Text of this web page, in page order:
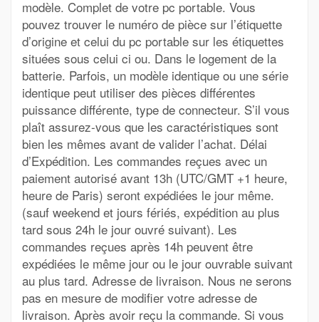
modèle. Complet de votre pc portable. Vous
pouvez trouver le numéro de pièce sur l’étiquette
d’origine et celui du pc portable sur les étiquettes
situées sous celui ci ou. Dans le logement de la
batterie. Parfois, un modèle identique ou une série
identique peut utiliser des pièces différentes
puissance différente, type de connecteur. S’il vous
plaît assurez-vous que les caractéristiques sont
bien les mêmes avant de valider l’achat. Délai
d’Expédition. Les commandes reçues avec un
paiement autorisé avant 13h (UTC/GMT +1 heure,
heure de Paris) seront expédiées le jour même.
(sauf weekend et jours fériés, expédition au plus
tard sous 24h le jour ouvré suivant). Les
commandes reçues après 14h peuvent être
expédiées le même jour ou le jour ouvrable suivant
au plus tard. Adresse de livraison. Nous ne serons
pas en mesure de modifier votre adresse de
livraison. Après avoir reçu la commande. Si vous